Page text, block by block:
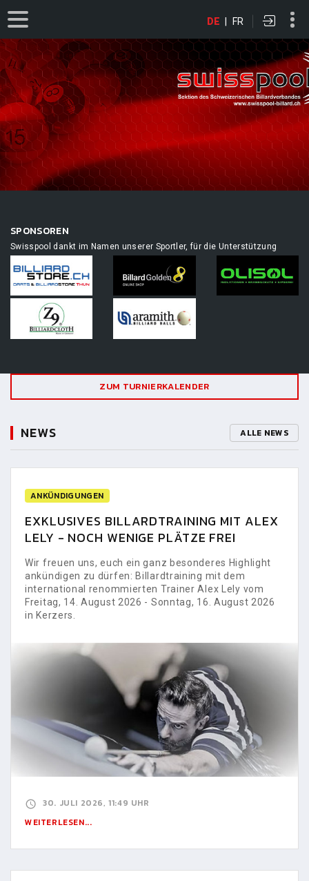
DE | FR
SPONSOREN
Swisspool dankt im Namen unserer Sportler, für die Unterstützung
ZUM TURNIERKALENDER
NEWS ALLE NEWS
ANKÜNDIGUNGEN
EXKLUSIVES BILLARDTRAINING MIT ALEX
LELY - NOCH WENIGE PLÄTZE FREI
Wir freuen uns, euch ein ganz besonderes Highlight
ankündigen zu dürfen: Billardtraining mit dem
international renommierten Trainer Alex Lely vom
Freitag, 14. August 2026 - Sonntag, 16. August 2026
in Kerzers.
30. JULI 2026, 11:49 UHR
WEITERLESEN...